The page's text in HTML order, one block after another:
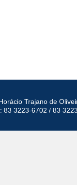
Trajano de
83 3223-6702 / 83